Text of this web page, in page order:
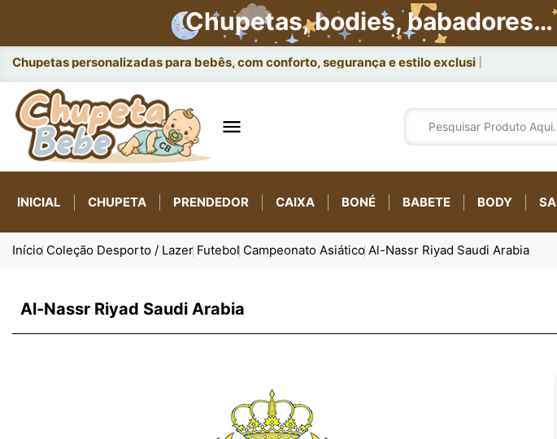
Chupetas, bodies, babadores…
Chupetas personalizadas para bebês, com conforto, segurança e estilo exclusivo.

INICIAL CHUPETA PRENDEDOR CAIXA BONÉ BABETE BODY
Início Coleção Desporto / Lazer Futebol Campeonato Asiático Al-Nassr Riyad Saudi Arabia
Al-Nassr Riyad Saudi Arabia